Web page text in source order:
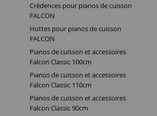
Crédences pour pianos de cuisson
FALCON
Hottes pour pianos de cuisson
FALCON
Pianos de cuisson et accessoires
Falcon Classic 100cm
Pianos de cuisson et accessoires
Falcon Classic 110cm
Pianos de cuisson et accessoires
Falcon Classic 90cm